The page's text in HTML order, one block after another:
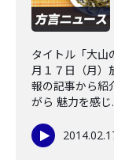
タイトル「大山
月１７日（月）
報の記事から紹
がら 魅力を感じ